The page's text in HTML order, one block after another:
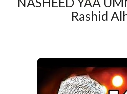
Rashid